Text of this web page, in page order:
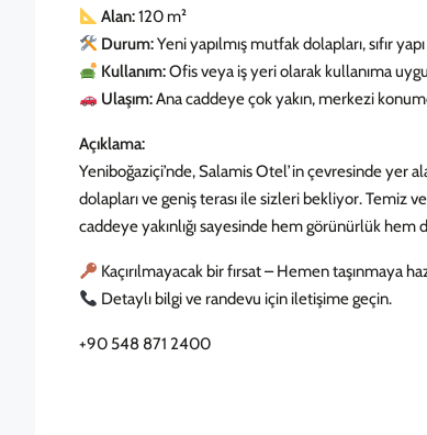
Alan:120 m²
Durum:Yeni yapılmış mutfak dolapları, sıfır yapı
Kullanım:Ofis veya iş yeri olarak kullanıma
Ulaşım:Ana caddeye çok yakın, merkezi
Açıklama:
Yeniboğaziçi’nde, Salamis Otel’in çevresinde yer
dolapları ve geniş terası ile sizleri bekliyor. Temiz
caddeye yakınlığı sayesinde hem görünürlük hem
Kaçırılmayacak bir fırsat – Hemen taşınmaya
Detaylı bilgi ve randevu için iletişime geçin.
+90 548 871 2400